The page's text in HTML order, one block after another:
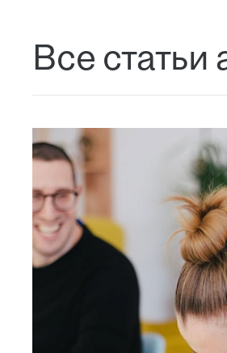
Все статьи